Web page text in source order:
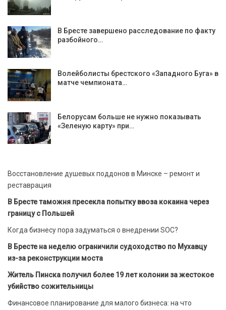
В Бресте завершено расследование по факту
разбойного…
Волейболисты брестского «Западного Буга» в
матче чемпионата…
Белорусам больше не нужно показывать
«Зеленую карту» при…
Восстановление душевых поддонов в Минске – ремонт и
реставрация
В Бресте таможня пресекла попытку ввоза кокаина через
границу с Польшей
Когда бизнесу пора задуматься о внедрении SOC?
В Бресте на неделю ограничили судоходство по Мухавцу
из-за реконструкции моста
Житель Пинска получил более 19 лет колонии за жестокое
убийство сожительницы
Финансовое планирование для малого бизнеса: на что